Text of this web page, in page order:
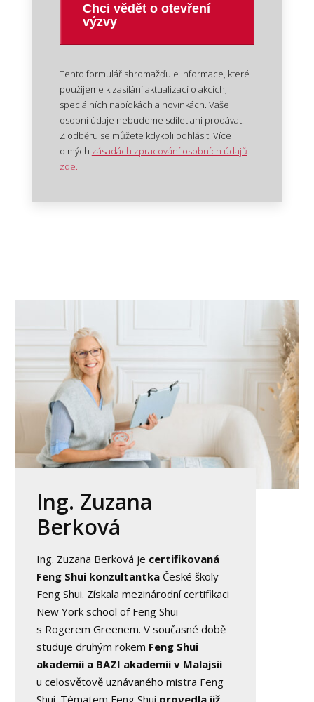
Chci vědět o otevření
výzvy
Tento formulář shromažďuje informace, které
použijeme k zasílání aktualizací o akcích,
speciálních nabídkách a novinkách. Vaše
osobní údaje nebudeme sdílet ani prodávat.
Z odběru se můžete kdykoli odhlásit. Více
o mých zásadách zpracování osobních údajů
zde.
Ing. Zuzana
Berková
Ing. Zuzana Berková je certifikovaná
Feng Shui konzultantka České školy
Feng Shui. Získala mezinárodní certifikaci
New York school of Feng Shui
s Rogerem Greenem. V současné době
studuje druhým rokem Feng Shui
akademii a BAZI akademii v Malajsii
u celosvětově uznávaného mistra Feng
Shui. Tématem Feng Shui provedla již